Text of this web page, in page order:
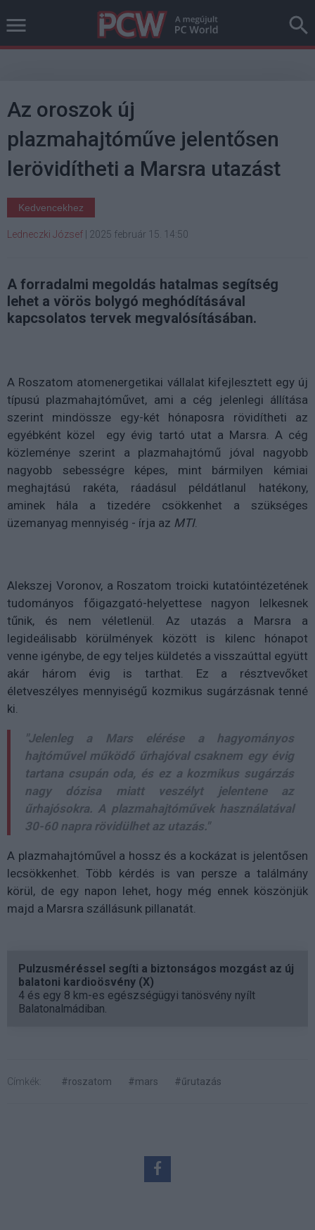
Az oroszok új
plazmahajtóműve jelentősen
lerövidítheti a Marsra utazást
Kedvencekhez
Ledneczki József 2025 február 15. 14:50
A forradalmi megoldás hatalmas segítség
lehet a vörös bolygó meghódításával
kapcsolatos tervek megvalósításában.
A Roszatom atomenergetikai vállalat kifejlesztett egy új
típusú plazmahajtóművet, ami a cég jelenlegi állítása
szerint mindössze egy-két hónaposra rövidítheti az
egyébként közel egy évig tartó utat a Marsra. A cég
közleménye szerint a plazmahajtómű jóval nagyobb
nagyobb sebességre képes, mint bármilyen kémiai
meghajtású rakéta, ráadásul példátlanul hatékony,
aminek hála a tizedére csökkenhet a szükséges
üzemanyag mennyiség - írja az MTI.
Alekszej Voronov, a Roszatom troicki kutatóintézetének
tudományos főigazgató-helyettese nagyon lelkesnek
tűnik, és nem véletlenül. Az utazás a Marsra a
legideálisabb körülmények között is kilenc hónapot
venne igénybe, de egy teljes küldetés a visszaúttal együtt
akár három évig is tarthat. Ez a résztvevőket
életveszélyes mennyiségű kozmikus sugárzásnak tenné
ki.
"Jelenleg a Mars elérése a hagyományos
hajtóművel működő űrhajóval csaknem egy évig
tartana csupán oda, és ez a kozmikus sugárzás
nagy dózisa miatt veszélyt jelentene az
űrhajósokra. A plazmahajtóművek használatával
30-60 napra rövidülhet az utazás."
A plazmahajtóművel a hossz és a kockázat is jelentősen
lecsökkenhet. Több kérdés is van persze a találmány
körül, de egy napon lehet, hogy még ennek köszönjük
majd a Marsra szállásunk pillanatát.
Pulzusméréssel segíti a biztonságos mozgást az új
balatoni kardioösvény (X)
4 és egy 8 km-es egészségügyi tanösvény nyílt
Balatonalmádiban.
Címkék: #roszatom #mars #űrutazás